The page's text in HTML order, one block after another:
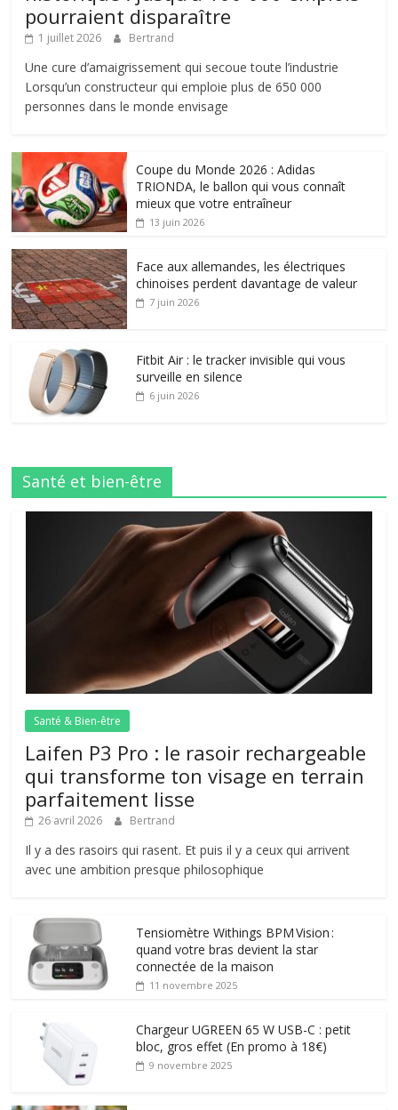
pourraient disparaître
1 juillet 2026 Bertrand
Une cure d’amaigrissement qui secoue toute l’industrie
Lorsqu’un constructeur qui emploie plus de 650 000
personnes dans le monde envisage
Coupe du Monde 2026 : Adidas
TRIONDA, le ballon qui vous connaît
mieux que votre entraîneur
13 juin 2026
Face aux allemandes, les électriques
chinoises perdent davantage de valeur
7 juin 2026
Fitbit Air : le tracker invisible qui vous
surveille en silence
6 juin 2026
Santé et bien-être
Santé & Bien-être
Laifen P3 Pro : le rasoir rechargeable
qui transforme ton visage en terrain
parfaitement lisse
26 avril 2026 Bertrand
Il y a des rasoirs qui rasent. Et puis il y a ceux qui arrivent
avec une ambition presque philosophique
Tensiomètre Withings BPM Vision :
quand votre bras devient la star
connectée de la maison
11 novembre 2025
Chargeur UGREEN 65 W USB-C : petit
bloc, gros effet (En promo à 18€)
9 novembre 2025